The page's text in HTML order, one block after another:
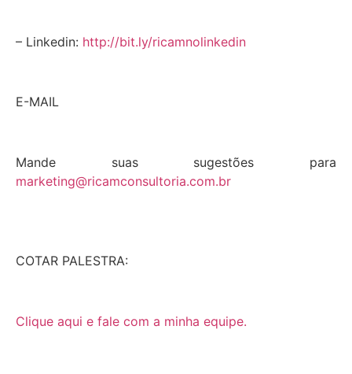
– Linkedin: http://bit.ly/ricamnolinkedin
E-MAIL
Mande suas sugestões para
marketing@ricamconsultoria.com.br
COTAR PALESTRA:
Clique aqui e fale com a minha equipe.